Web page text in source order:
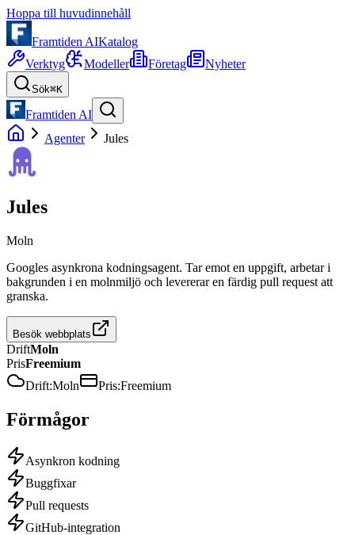
Hoppa till huvudinnehåll
Framtiden AIKatalog
Verktyg
Modeller Företag Nyheter
Sök⌘K
Framtiden AI
Agenter
Jules
Jules
Moln
Googles asynkrona kodningsagent. Tar emot en uppgift, arbetar i
bakgrunden i en molnmiljö och levererar en färdig pull request att
granska.
Besök webbplats
DriftMoln
PrisFreemium
Drift:Moln Pris:Freemium
Förmågor
Asynkron kodning
Buggfixar
Pull requests
GitHub-integration